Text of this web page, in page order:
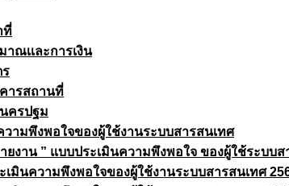
ที่
ณเเละการเงิน
ารสถานที่
ครปฐม
วามพึงพอใจของผู้ใช้งานระบบสารสนเทศ
ยงาน ” แบบประเมินความพึงพอใจ ของผู้ใช้ระบบส
เมินความพึงพอใจของผู้ใช้งานระบบสารสนเทศ